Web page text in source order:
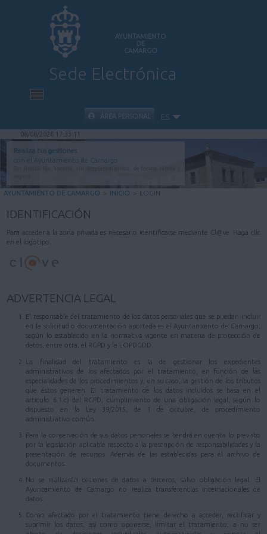
AYUNTAMIENTO
DE
CAMARGO
Sede Electrónica
INICIO
INFORMACIÓN PÚBLICA
CARPETA CIUDADANA
VALIDACIÓN DE DOCUMENTOS
AYUDA
ÁREA PERSONAL ES
08/08/2026 17:33:11
Realiza tus gestiones
con el Ayuntamiento de Camargo
AYUNTAMIENTO DE CAMARGO > INICIO > LOGIN
IDENTIFICACIÓN
Para acceder a la zona privada es necesario identificarse mediante Cl@ve. Haga clic
en el logotipo.
ADVERTENCIA LEGAL
El responsable del tratamiento de los datos personales que se puedan incluir
en la solicitud o documentación aportada es el Ayuntamiento de Camargo,
según lo establecido en la normativa vigente en materia de protección de
datos, entre otra, el RGPD y la LOPDGDD.
La finalidad del tratamiento es la de gestionar los expedientes
administrativos de los afectados por el tratamiento, en función de las
especialidades de los procedimientos y, en su caso, la gestión de los tributos
que éstos generen. El tratamiento de los datos incluidos se basa en el
artículo 6.1.c) del RGPD, cumplimiento de una obligación legal, según lo
dispuesto en la Ley 39/2015, de 1 de octubre, de procedimiento
administrativo común.
Para la conservación de sus datos personales se tendrá en cuenta lo previsto
por la legislación aplicable respecto a la prescripción de responsabilidades y la
presentación de recursos. Además de las establecidas para el archivo de
documentos.
No se realizarán cesiones de datos a terceros, salvo obligación legal. El
Ayuntamiento de Camargo no realiza transferencias internacionales de
datos.
Como afectado por el tratamiento tiene derecho a acceder, rectificar y
suprimir los datos, así como oponerse, limitar el tratamiento, a no ser